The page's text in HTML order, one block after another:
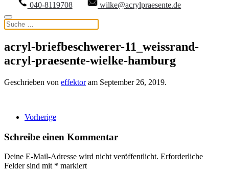
040-8119708 wilke@acrylpraesente.de
acryl-briefbeschwerer-11_weissrand-
acryl-praesente-wielke-hamburg
Geschrieben von effektoram September 26, 2019.
Vorherige
Schreibe einen Kommentar
Deine E-Mail-Adresse wird nicht veröffentlicht. Erforderliche
Felder sind mit * markiert